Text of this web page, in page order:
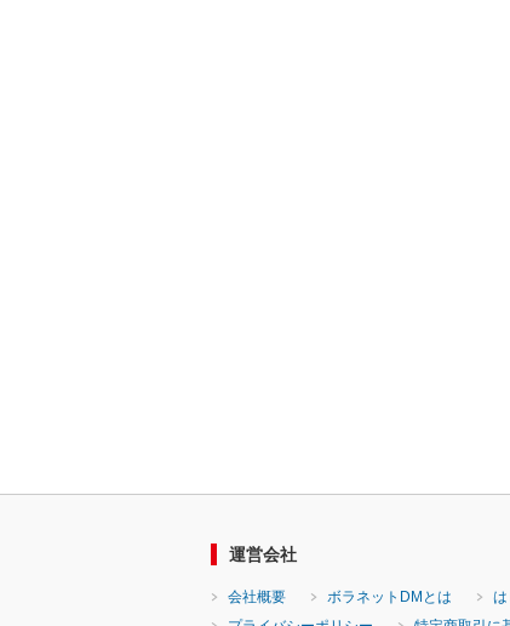
運営会社
会社概要 ボラネットDMとは は